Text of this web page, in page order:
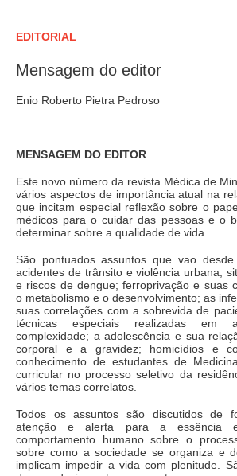
EDITORIAL
Mensagem do editor
Enio Roberto Pietra Pedroso
MENSAGEM DO EDITOR
Este novo número da revista Médica de
vários aspectos de importância atual na
que incitam especial reflexão sobre o
médicos para o cuidar das pessoas e o
determinar sobre a qualidade de vida.
São pontuados assuntos que vao desde
acidentes de trânsito e violência urbana;
e riscos de dengue; ferroprivação e suas
o metabolismo e o desenvolvimento; as
suas correlações com a sobrevida de
técnicas especiais realizadas em
complexidade; a adolescência e sua
corporal e a gravidez; homicídios e
conhecimento de estudantes de
curricular no processo seletivo da
vários temas correlatos.
Todos os assuntos são discutidos de
atenção e alerta para a essência
comportamento humano sobre o
sobre como a sociedade se organiza e
implicam impedir a vida com plenitude.